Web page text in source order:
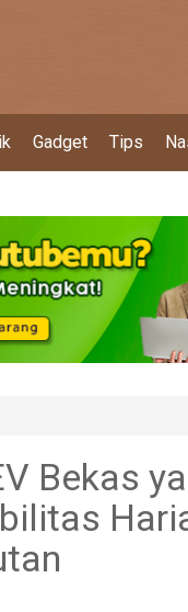
Gadget Tips
Bekas